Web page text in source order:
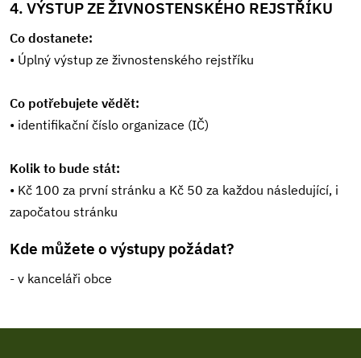
4. VÝSTUP ZE ŽIVNOSTENSKÉHO REJSTŘÍKU
Co dostanete:
• Úplný výstup ze živnostenského rejstříku
Co potřebujete vědět:
• identifikační číslo organizace (IČ)
Kolik to bude stát:
• Kč 100 za první stránku a Kč 50 za každou následující, i
započatou stránku
Kde můžete o výstupy požádat?
- v kanceláři obce